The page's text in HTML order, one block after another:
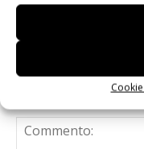
LASCIA UN